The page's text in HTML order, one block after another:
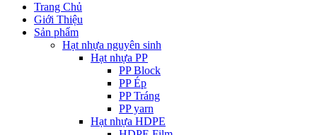
Trang Chủ
Giới Thiệu
Sản phẩm
Hạt nhựa nguyên sinh
Hạt nhựa PP
PP Block
PP Ép
PP Tráng
PP yarn
Hạt nhựa HDPE